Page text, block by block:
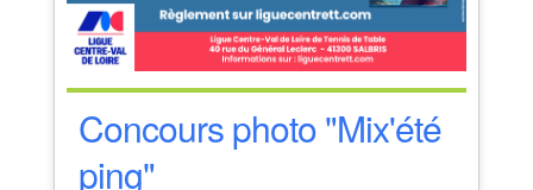
Concours photo "Mix'été
ping"